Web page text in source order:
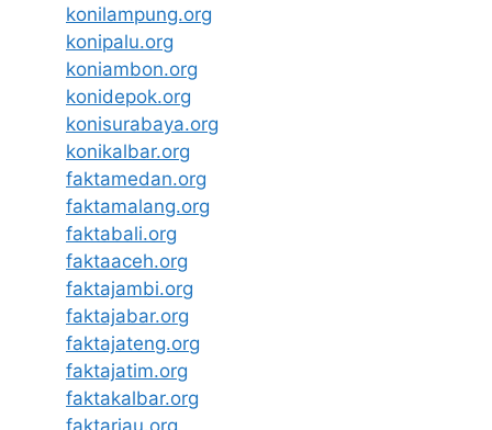
konilampung.org
konipalu.org
koniambon.org
konidepok.org
konisurabaya.org
konikalbar.org
faktamedan.org
faktamalang.org
faktabali.org
faktaaceh.org
faktajambi.org
faktajabar.org
faktajateng.org
faktajatim.org
faktakalbar.org